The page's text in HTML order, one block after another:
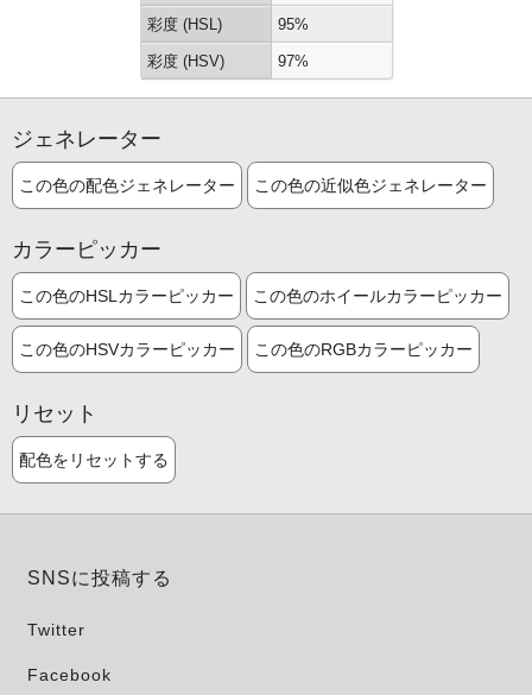
彩度 (HSL) 95%
彩度 (HSV) 97%
ジェネレーター
この色の配色ジェネレーター この色の近似色ジェネレーター
カラーピッカー
この色のHSLカラーピッカー この色のホイールカラーピッカー
この色のHSVカラーピッカー この色のRGBカラーピッカー
リセット
配色をリセットする
SNSに投稿する
Twitter
Facebook